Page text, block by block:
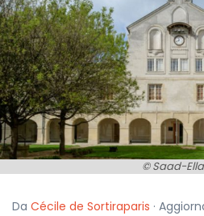
© Saad-
Da Cécile de Sortiraparis ·